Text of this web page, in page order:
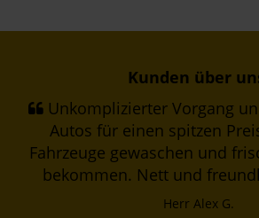
Kunden über
Unkomplizierter Vorgang
Autos für einen spitzen
Fahrzeuge gewaschen und
bekommen. Nett und
Herr Alex G.